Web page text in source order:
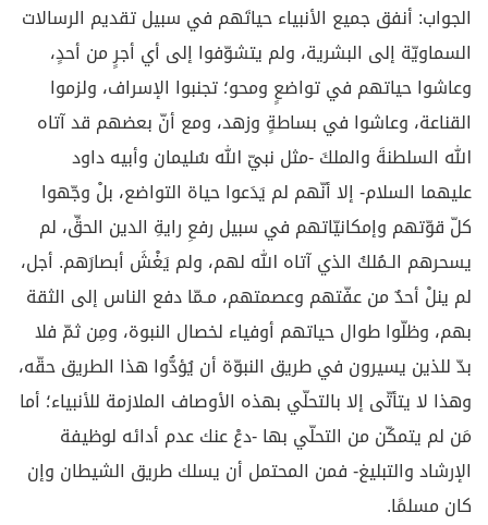
الجواب: أنفق جميع الأنبياء حياتَهم في سبيل تقديم الرسالات
السماويّة إلى البشرية، ولم يتشوّفوا إلى أي أجرٍ من أحدٍ،
وعاشوا حياتهم في تواضعٍ ومحو؛ تجنبوا الإسراف، ولزموا
القناعة، وعاشوا في بساطةٍ وزهد، ومع أنّ بعضهم قد آتاه
الله السلطنةَ والملكَ -مثل نبيّ الله سُليمان وأبيه داود
عليهما السلام- إلا أنّهم لم يَدَعوا حياة التواضع، بلْ وجّهوا
كلّ قوّتهم وإمكانيّاتهم في سبيل رفعِ رايةِ الدين الحقِّ، لم
يسحرهم الـمُلكُ الذي آتاه الله لهم، ولم يَغْشَ أبصارَهم. أجل،
لم ينلْ أحدٌ من عفّتهم وعصمتهم، مـمّا دفع الناس إلى الثقة
بهم، وظلّوا طوال حياتهم أوفياء لخصال النبوة، ومِن ثمّ فلا
بدّ للذين يسيرون في طريق النبوّة أن يُؤدُّوا هذا الطريق حقّه،
وهذا لا يتأتّى إلا بالتحلّي بهذه الأوصاف الملازمة للأنبياء؛ أما
مَن لم يتمكّن من التحلّي بها -دعْ عنك عدم أدائه لوظيفة
الإرشاد والتبليغ- فمن المحتمل أن يسلك طريق الشيطان وإن
كان مسلمًا.